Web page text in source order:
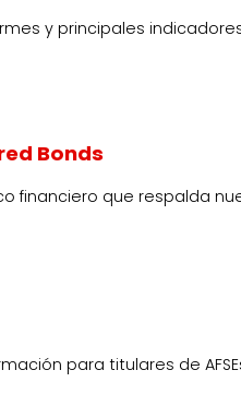
y principales
Bonds
financiero que respalda
para titulares de